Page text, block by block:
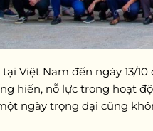
Việt Nam đến ngày 13/
hiến, nỗ lực trong hoạt
ngày trọng đại cũng